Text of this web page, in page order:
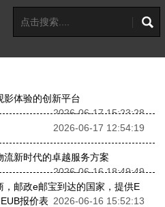
影体验的创新平台
2026-06-17 15:23:28
2026-06-17 12:54:19
新时代的卓越服务方案
2026-06-16 18:49:49
邮政e邮宝到达的国家，提供E
报价表 2026-06-16 15:52:13